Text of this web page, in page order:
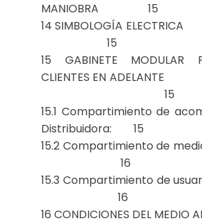
MANIOBRA 15
14 SIMBOLOGÍA
15
15 GABINETE MODULAR
CLIENTES EN
15
15.1 Compartimiento de
Distribuidora: 15
15.2 Compartimiento de
16
15.3 Compartimiento
16
16 CONDICIONES DEL